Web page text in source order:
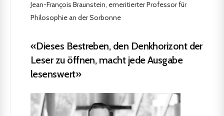
Jean-François Braunstein, emeritierter Professor für
Philosophie an der Sorbonne
«Dieses Bestreben, den Denkhorizont der
Leser zu öffnen, macht jede Ausgabe
lesenswert»